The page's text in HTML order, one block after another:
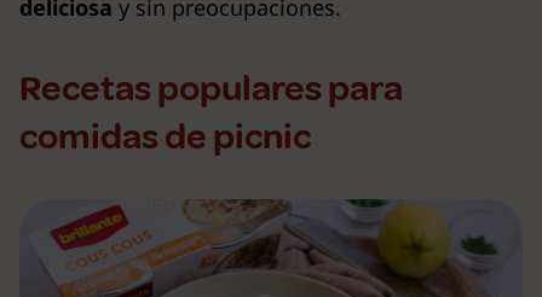
deliciosa y sin preocupaciones.
Recetas populares para
comidas de picnic